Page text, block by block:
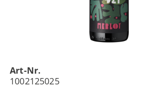
Art-Nr.
1002125025